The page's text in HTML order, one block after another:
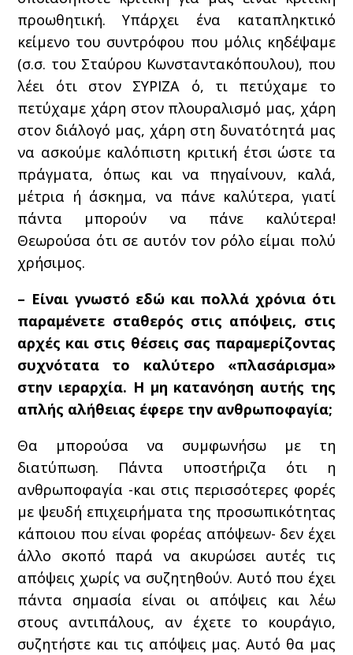
προωθητική. Υπάρχει ένα καταπληκτικό
κείμενο του συντρόφου που μόλις κηδέψαμε
(σ.σ. του Σταύρου Κωνσταντακόπουλου), που
λέει ότι στον ΣΥΡΙΖΑ ό, τι πετύχαμε το
πετύχαμε χάρη στον πλουραλισμό μας, χάρη
στον διάλογό μας, χάρη στη δυνατότητά μας
να ασκούμε καλόπιστη κριτική έτσι ώστε τα
πράγματα, όπως και να πηγαίνουν, καλά,
μέτρια ή άσκημα, να πάνε καλύτερα, γιατί
πάντα μπορούν να πάνε καλύτερα!
Θεωρούσα ότι σε αυτόν τον ρόλο είμαι πολύ
χρήσιμος.
– Είναι γνωστό εδώ και πολλά χρόνια ότι
παραμένετε σταθερός στις απόψεις, στις
αρχές και στις θέσεις σας παραμερίζοντας
συχνότατα το καλύτερο «πλασάρισμα»
στην ιεραρχία. Η μη κατανόηση αυτής της
απλής αλήθειας έφερε την ανθρωποφαγία;
Θα μπορούσα να συμφωνήσω με τη
διατύπωση. Πάντα υποστήριζα ότι η
ανθρωποφαγία -και στις περισσότερες φορές
με ψευδή επιχειρήματα της προσωπικότητας
κάποιου που είναι φορέας απόψεων- δεν έχει
άλλο σκοπό παρά να ακυρώσει αυτές τις
απόψεις χωρίς να συζητηθούν. Αυτό που έχει
πάντα σημασία είναι οι απόψεις και λέω
στους αντιπάλους, αν έχετε το κουράγιο,
συζητήστε και τις απόψεις μας. Αυτό θα μας